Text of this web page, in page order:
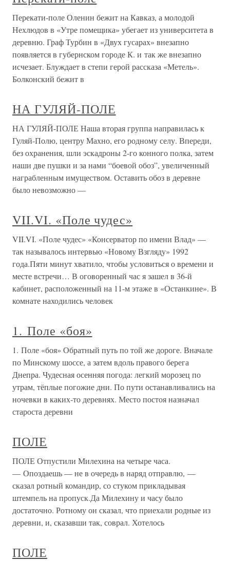
Перекати-поле Оленин бежит на Кавказ, а молодой
Нехлюдов в «Утре помещика» убегает из университета в
деревню. Граф Турбин в «Двух гусарах» внезапно
появляется в губернском городе К. и так же внезапно
исчезает. Блуждает в степи герой рассказа «Метель».
Болконский бежит в
НА ГУЛЯЙ-ПОЛЕ
НА ГУЛЯЙ-ПОЛЕ Наша вторая группа направилась к
Гуляй-Полю, центру Махно, его родному селу. Впереди,
без охранения, шли эскадроны 2-го конного полка, затем
наши две пушки и за нами “боевой обоз”, увеличенный
награбленным имуществом. Оставить обоз в деревне
было невозможно —
VII.VI. «Поле чудес»
VII.VI. «Поле чудес» «Консерватор по имени Влад» —
так называлось интервью «Новому Взгляду» 1992
года.Пяти минут хватило, чтобы условиться о времени и
месте встречи… В оговоренный час я зашел в 36-й
кабинет, расположенный на 11-м этаже в «Останкине». В
комнате находились человек
1. Поле «боя»
1. Поле «боя» Обратный путь по той же дороге. Вначале
по Минскому шоссе, а затем вдоль правого берега
Днепра. Чудесная осенняя погода: легкий морозец по
утрам, тёплые погожие дни. По пути останавливались на
ночевки в каких-то деревнях. Место постоя назначал
староста деревни
ПОЛЕ
ПОЛЕ Отпустили Милехина на четыре часа.
— Опоздаешь — не в очередь в наряд отправлю, —
сказал ротный командир, со стуком прикладывая
штемпель на пропуск.Да Милехину и часу было
достаточно. Ротному он сказал, что приехали родные из
деревни, и, сказавши так, соврал. Хотелось
ПОЛЕ